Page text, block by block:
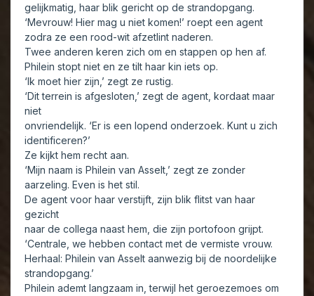
gelijkmatig, haar blik gericht op de strandopgang.
‘Mevrouw! Hier mag u niet komen!’ roept een agent
zodra ze een rood-wit afzetlint naderen.
Twee anderen keren zich om en stappen op hen af.
Philein stopt niet en ze tilt haar kin iets op.
‘Ik moet hier zijn,’ zegt ze rustig.
‘Dit terrein is afgesloten,’ zegt de agent, kordaat maar
niet
onvriendelijk. ‘Er is een lopend onderzoek. Kunt u zich
identificeren?’
Ze kijkt hem recht aan.
‘Mijn naam is Philein van Asselt,’ zegt ze zonder
aarzeling. Even is het stil.
De agent voor haar verstijft, zijn blik flitst van haar
gezicht
naar de collega naast hem, die zijn portofoon grijpt.
‘Centrale, we hebben contact met de vermiste vrouw.
Herhaal: Philein van Asselt aanwezig bij de noordelijke
strandopgang.’
Philein ademt langzaam in, terwijl het geroezemoes om